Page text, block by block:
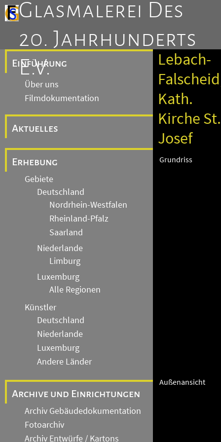
Glasmalerei Des
20. Jahrhunderts
E.V.
Einführung
Über uns
Filmdokumentation
Aktuelles
Erhebung
Gebiete
Deutschland
Nordrhein-Westfalen
Rheinland-Pfalz
Saarland
Niederlande
Limburg
Luxemburg
Alle Regionen
Künstler
Deutschland
Niederlande
Luxemburg
Andere Länder
Archive und Einrichtungen
Archiv Gebäudedokumentation
Fotoarchiv
Archiv Entwürfe / Kartons
Lebach-
Kath.
Kirche St.
Josef
Grundriss
Außenansicht